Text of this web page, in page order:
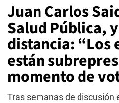
Juan Carlos
Salud Pública,
distancia: “Los
están
momento de
Tras semanas de discusión